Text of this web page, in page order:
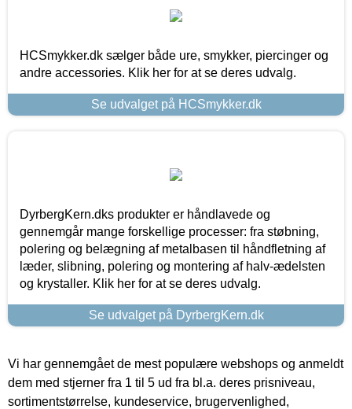
HCSmykker.dk sælger både ure, smykker, piercinger og
andre accessories. Klik her for at se deres udvalg.
Se udvalget på HCSmykker.dk
DyrbergKern.dks produkter er håndlavede og
gennemgår mange forskellige processer: fra støbning,
polering og belægning af metalbasen til håndfletning af
læder, slibning, polering og montering af halv-ædelsten
og krystaller. Klik her for at se deres udvalg.
Se udvalget på DyrbergKern.dk
Vi har gennemgået de mest populære webshops og anmeldt
dem med stjerner fra 1 til 5 ud fra bl.a. deres prisniveau,
sortimentstørrelse, kundeservice, brugervenlighed,